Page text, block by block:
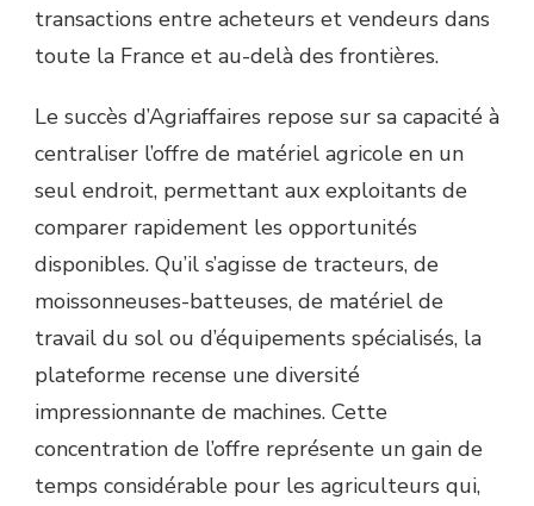
transactions entre acheteurs et vendeurs dans
toute la France et au-delà des frontières.
Le succès d’Agriaffaires repose sur sa capacité à
centraliser l’offre de matériel agricole en un
seul endroit, permettant aux exploitants de
comparer rapidement les opportunités
disponibles. Qu’il s’agisse de tracteurs, de
moissonneuses-batteuses, de matériel de
travail du sol ou d’équipements spécialisés, la
plateforme recense une diversité
impressionnante de machines. Cette
concentration de l’offre représente un gain de
temps considérable pour les agriculteurs qui,